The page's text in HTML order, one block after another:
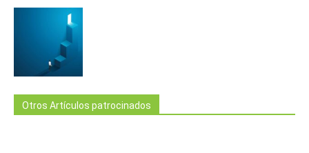
Otros Artículos patrocinados